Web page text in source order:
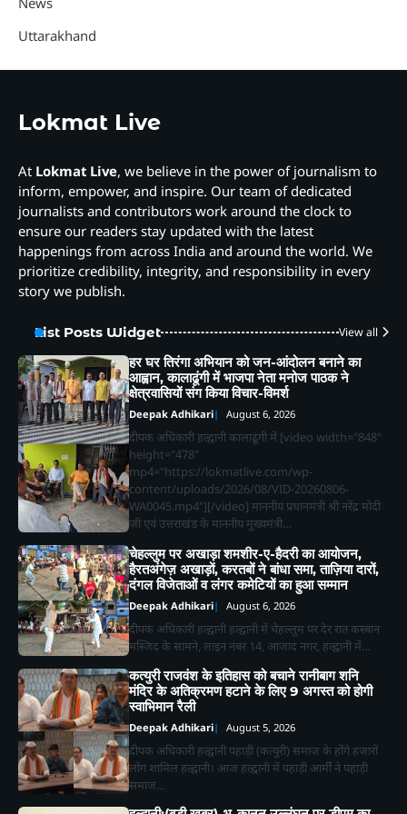
Uttarakhand
Lokmat Live
At Lokmat Live, we believe in the power of journalism to
inform, empower, and inspire. Our team of dedicated
journalists and contributors work around the clock to
ensure our readers stay updated with the latest
happenings from across India and around the world. We
prioritize credibility, integrity, and responsibility in every
story we publish.
List Posts Widget View all
हर घर तिरंगा अभियान को जन-आंदोलन बनाने का
आह्वान, कालाढूंगी में भाजपा नेता मनोज पाठक ने
क्षेत्रवासियों संग किया विचार-विमर्श
Deepak Adhikari August 6, 2026
दीपक अधिकारी हल्द्वानी कालाढूंगी में [video width="848"
height="478"
mp4="https://lokmatlive.com/wp-
content/uploads/2026/08/VID-20260806-
WA0045.mp4"][/video] माननीय प्रधानमंत्री श्री नरेंद्र मोदी
जी एवं उत्तराखंड के माननीय मुख्यमंत्री…
चेहल्लुम पर अखाड़ा शमशीर-ए-हैदरी का आयोजन,
हैरतअंगेज़ अखाड़ों, करतबों ने बांधा समा, ताज़िया दारों,
दंगल विजेताओं व लंगर कमेटियों का हुआ सम्मान
Deepak Adhikari August 6, 2026
दीपक अधिकारी हल्द्वानी हल्द्वानी में चेहल्लुम पर देर रात कस्बान
मस्जिद के सामने, लाइन नंबर 14, आजाद नगर, हल्द्वानी में…
कत्युरी राजवंश के इतिहास को बचाने रानीबाग शनि
मंदिर के अतिक्रमण हटाने के लिए 9 अगस्त को होगी
स्वाभिमान रैली
Deepak Adhikari August 5, 2026
दीपक अधिकारी हल्द्वानी पहाड़ी (कत्युरी) समाज के होंगे हजारों
लोग शामिल हल्द्वानी। आज हल्द्वानी में पहाड़ी आर्मी ने पहाड़ी
समाज…
2
भीमताल के नियोजित विकास को लेकर दर्जा
राज्यमंत्री भावना मेहरा ने मुख्यमंत्री को सौंपा
3
चाय पर चर्चा” में गूंजा जनसहभागिता का स्वर,
“कल का कालाढूंगी कैसा हो” विषय पर हुआ
व्यापक मंथन